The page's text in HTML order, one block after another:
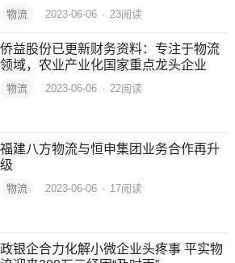
物流 2023-06-06 · 23阅读
侨益股份已更新财务资料：专注于物流
领域，农业产业化国家重点龙头企业
福建八方物流与恒申集团业务合作再升
级